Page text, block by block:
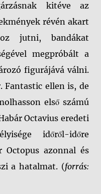
kitéve az
révén akart
jutni, bandákat
megpróbált a
figurájává válni.
Fantastic ellen is, de
első számú
Octavius eredeti
időről-időre
Octopus azonnal és
a hatalmat. (forrás: